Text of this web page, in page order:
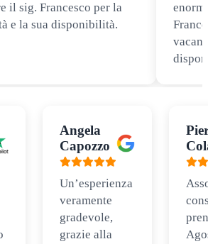
il sig. Francesco per la
e la sua disponibilità.
Angela
Capozzo
Un’esperienza
veramente
gradevole,
grazie alla